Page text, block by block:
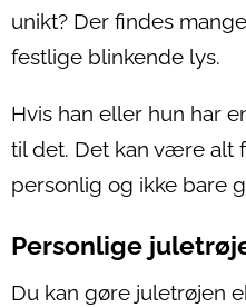
unikt? Der findes
festlige blinkende lys.
Hvis han eller hun har
til det. Det kan være alt
personlig og ikke bare
Personlige
Du kan gøre juletrøjen